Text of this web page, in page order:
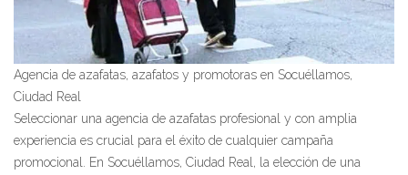
Agencia de azafatas, azafatos y promotoras en Socuéllamos,
Ciudad Real
Seleccionar una agencia de azafatas profesional y con amplia
experiencia es crucial para el éxito de cualquier campaña
promocional. En Socuéllamos, Ciudad Real, la elección de una